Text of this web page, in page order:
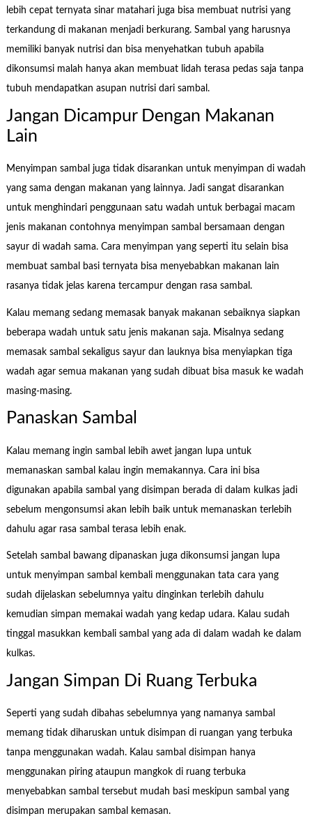
lebih cepat ternyata sinar matahari juga bisa membuat nutrisi yang
terkandung di makanan menjadi berkurang. Sambal yang harusnya
memiliki banyak nutrisi dan bisa menyehatkan tubuh apabila
dikonsumsi malah hanya akan membuat lidah terasa pedas saja tanpa
tubuh mendapatkan asupan nutrisi dari sambal.
Jangan Dicampur Dengan Makanan
Lain
Menyimpan sambal juga tidak disarankan untuk menyimpan di wadah
yang sama dengan makanan yang lainnya. Jadi sangat disarankan
untuk menghindari penggunaan satu wadah untuk berbagai macam
jenis makanan contohnya menyimpan sambal bersamaan dengan
sayur di wadah sama. Cara menyimpan yang seperti itu selain bisa
membuat sambal basi ternyata bisa menyebabkan makanan lain
rasanya tidak jelas karena tercampur dengan rasa sambal.
Kalau memang sedang memasak banyak makanan sebaiknya siapkan
beberapa wadah untuk satu jenis makanan saja. Misalnya sedang
memasak sambal sekaligus sayur dan lauknya bisa menyiapkan tiga
wadah agar semua makanan yang sudah dibuat bisa masuk ke wadah
masing-masing.
Panaskan Sambal
Kalau memang ingin sambal lebih awet jangan lupa untuk
memanaskan sambal kalau ingin memakannya. Cara ini bisa
digunakan apabila sambal yang disimpan berada di dalam kulkas jadi
sebelum mengonsumsi akan lebih baik untuk memanaskan terlebih
dahulu agar rasa sambal terasa lebih enak.
Setelah sambal bawang dipanaskan juga dikonsumsi jangan lupa
untuk menyimpan sambal kembali menggunakan tata cara yang
sudah dijelaskan sebelumnya yaitu dinginkan terlebih dahulu
kemudian simpan memakai wadah yang kedap udara. Kalau sudah
tinggal masukkan kembali sambal yang ada di dalam wadah ke dalam
kulkas.
Jangan Simpan Di Ruang Terbuka
Seperti yang sudah dibahas sebelumnya yang namanya sambal
memang tidak diharuskan untuk disimpan di ruangan yang terbuka
tanpa menggunakan wadah. Kalau sambal disimpan hanya
menggunakan piring ataupun mangkok di ruang terbuka
menyebabkan sambal tersebut mudah basi meskipun sambal yang
disimpan merupakan sambal kemasan.